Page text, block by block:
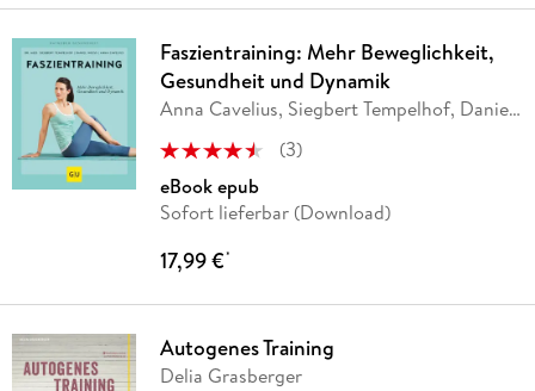
Faszientraining: Mehr Beweglichkeit,
Gesundheit und Dynamik
Anna Cavelius, Siegbert Tempelhof, Daniel
(3)
eBook epub
Sofort lieferbar (Download)
17,99 €*
Autogenes Training
Delia Grasberger